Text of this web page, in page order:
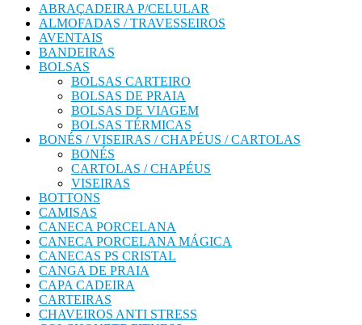
ABRAÇADEIRA P/CELULAR
ALMOFADAS / TRAVESSEIROS
AVENTAIS
BANDEIRAS
BOLSAS
BOLSAS CARTEIRO
BOLSAS DE PRAIA
BOLSAS DE VIAGEM
BOLSAS TÉRMICAS
BONÉS / VISEIRAS / CHAPÉUS / CARTOLAS
BONÉS
CARTOLAS / CHAPÉUS
VISEIRAS
BOTTONS
CAMISAS
CANECA PORCELANA
CANECA PORCELANA MÁGICA
CANECAS PS CRISTAL
CANGA DE PRAIA
CAPA CADEIRA
CARTEIRAS
CHAVEIROS ANTI STRESS